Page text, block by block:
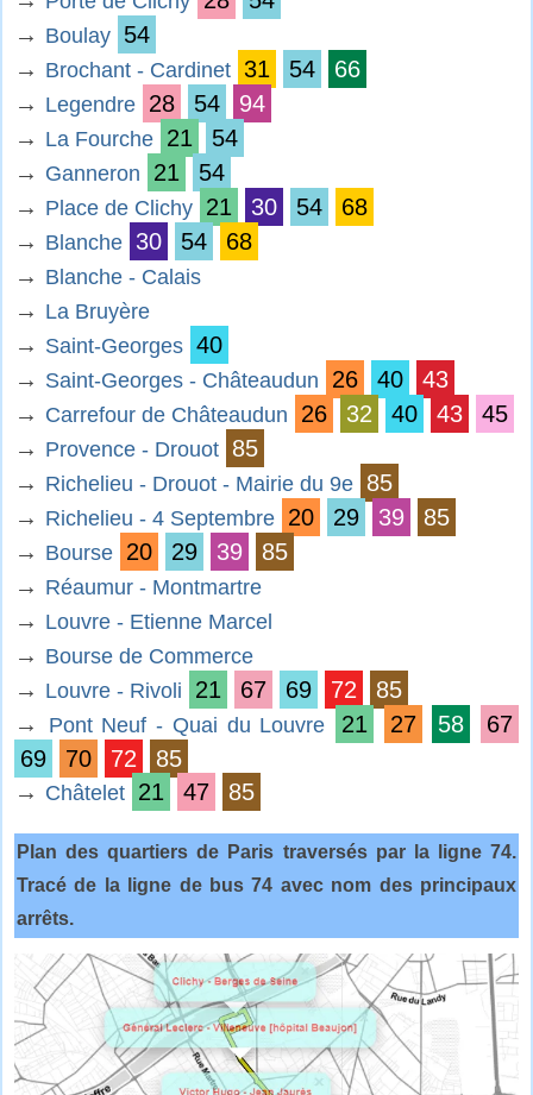
→ Boulay 54
→ Brochant - Cardinet 31 54
66
→ Legendre 28 54
94
→ La Fourche 21
54
→ Ganneron 21
54
→ Place de Clichy 21 30 54
68
→ Blanche 30 54
68
→ Blanche - Calais
→ La Bruyère
→ Saint-Georges 40
→ Saint-Georges - Châteaudun 26 40
43
→ Carrefour de Châteaudun 26 32 40 43
45
→ Provence - Drouot 85
→ Richelieu - Drouot - Mairie du 9e 85
→ Richelieu - 4 Septembre 20 29 39
85
→ Bourse 20 29 39
85
→ Réaumur - Montmartre
→ Louvre - Etienne Marcel
→ Bourse de Commerce
→ Louvre - Rivoli 21 67 69 72
85
→
Pont Neuf - Quai du Louvre 21 27 58
67
69
70 72
85
→ Châtelet 21 47 85
Plan des quartiers de Paris traversés par la ligne 74.
Tracé de la ligne de bus 74 avec nom des principaux
arrêts.